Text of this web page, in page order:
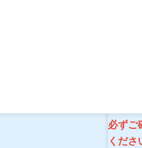
》【現地1泊
必ずご
くださ